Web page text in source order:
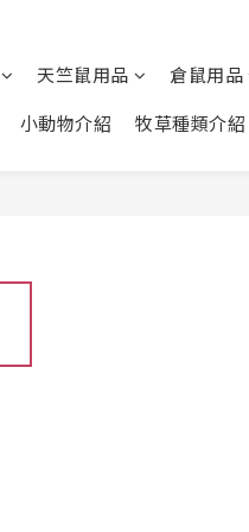
天竺鼠用品
倉鼠用品
小動物介紹 牧草種類介紹